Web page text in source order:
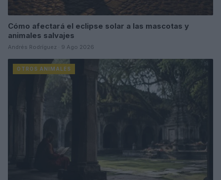
Cómo afectará el eclipse solar a las mascotas y
animales salvajes
Andrés Rodríguez · 9 Ago 2026
OTROS ANIMALES